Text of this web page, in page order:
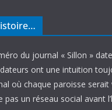
du journal « Sillon » date
ont une intuition
où chaque paroisse serait
pas un réseau social avant